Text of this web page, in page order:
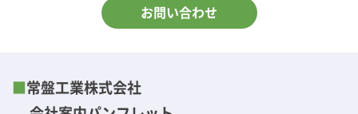
お問い合わせ
常盤工業株式会社